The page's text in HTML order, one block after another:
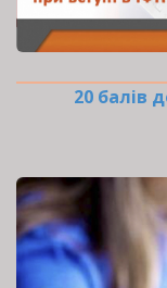
20 балів